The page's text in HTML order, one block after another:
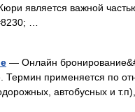
является важной
…
— Онлайн
Термин применяется по
автобусных и